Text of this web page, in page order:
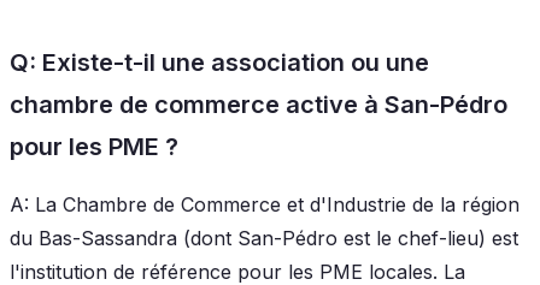
Q: Existe-t-il une association ou une
chambre de commerce active à San-Pédro
pour les PME ?
A: La Chambre de Commerce et d'Industrie de la région
du Bas-Sassandra (dont San-Pédro est le chef-lieu) est
l'institution de référence pour les PME locales. La